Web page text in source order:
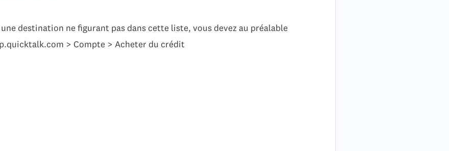
destination ne figurant pas dans cette liste, vous devez au préalable
> Compte > Acheter du crédit